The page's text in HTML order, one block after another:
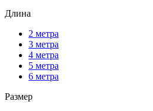
Длина
2 метра
3 метра
4 метра
5 метра
6 метра
Размер